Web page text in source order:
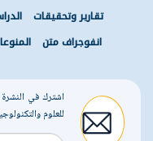
تقارير وتحقيقات
انفوجراف متن
اشترك في النشرة
للعلوم